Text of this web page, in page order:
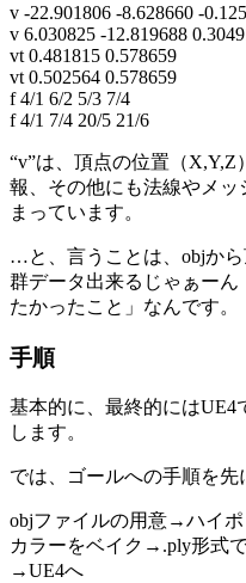
v -22.901806 -8.628660 -
v 6.030825 -12.819688
vt 0.481815 0.578659
vt 0.502564 0.578659
f 4/1 6/2 5/3 7/4
f 4/1 7/4 20/5 21/6
“v”は、頂点の位置（X,Y,Z
報、その他にも法線やメ
まっています。
…と、言うことは、objか
群データ出来るじゃぁー
たかったこと」なんです。
手順
基本的に、最終的にはUE4
します。
では、ゴールへの手順を先
objファイルの用意→ハイ
カラーをベイク→.ply形式
→UE4へ